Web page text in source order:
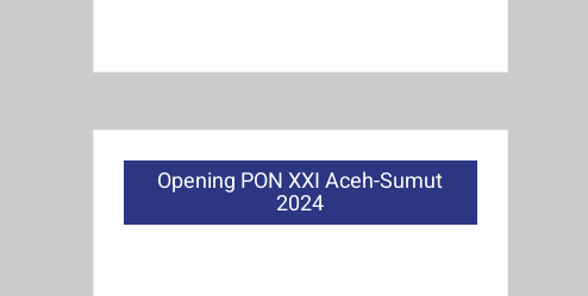
Opening PON XXI Aceh-Sumut
2024